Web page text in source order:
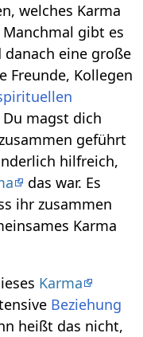
welches Karma
gibt es
eine große
Freunde, Kollegen
magst dich
geführt
hilfreich,
das war. Es
ihr zusammen
Karma
Karma
Beziehung
heißt das nicht,